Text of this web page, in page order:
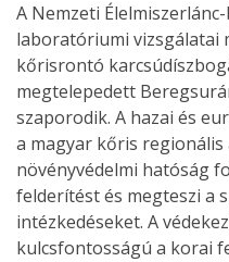
A Nemzeti
laboratóriumi vizsgálatai
kőrisrontó
megtelepedett
szaporodik. A hazai és
a magyar kőris regionális
növényvédelmi hatóság
felderítést és megteszi a
intézkedéseket. A
kulcsfontosságú a korai